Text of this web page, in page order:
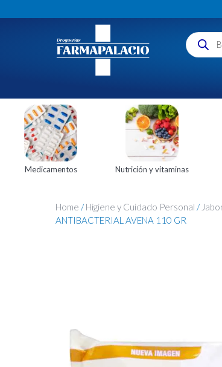
Medicamentos Nutrición y vitaminas
Home /Higiene y Cuidado Personal /
ANTIBACTERIAL AVENA 110 GR